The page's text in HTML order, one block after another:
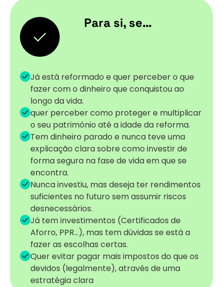
Para si, se…
Já está reformado e quer perceber o que
fazer com o dinheiro que conquistou ao
longo da vida.
quer perceber como proteger e multiplicar
o seu património até a idade da reforma.
Tem dinheiro parado e nunca teve uma
explicação clara sobre como investir de
forma segura na fase de vida em que se
encontra.
Nunca investiu, mas deseja ter rendimentos
suficientes no futuro sem assumir riscos
desnecessários.
Já tem investimentos (Certificados de
Aforro, PPR...), mas tem dúvidas se está a
fazer as escolhas certas.
Quer evitar pagar mais impostos do que os
devidos (legalmente), através de uma
estratégia clara